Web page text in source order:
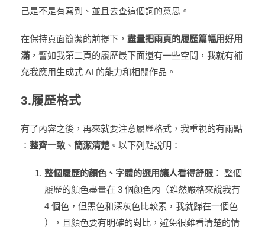
己是不是有寫到、並且去查這個詞的意思。
在保持頁面簡潔的前提下， 盡量把兩頁的履歷篇幅用好用
滿，譬如我第二頁的履歷最下面還有一些空間，我就有補
充我應用生成式 AI 的能力和相關作品。
3.履歷格式
有了內容之後，再來就要注意履歷格式，我重視的有兩點
： 整齊一致 、 簡潔清楚 。以下列點說明：
整個履歷的顏色、字體的選用讓人看得舒服 ： 整個
履歷的顏色盡量在 3 個顏色內（雖然嚴格來說我有
4 個色，但黑色和深灰色比較素，我就歸在一個色
），且顏色要有明確的對比，避免很難看清楚的情